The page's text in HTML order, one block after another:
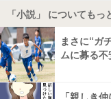
「小説」 についてもっ
まさに“ガ
ムに募る